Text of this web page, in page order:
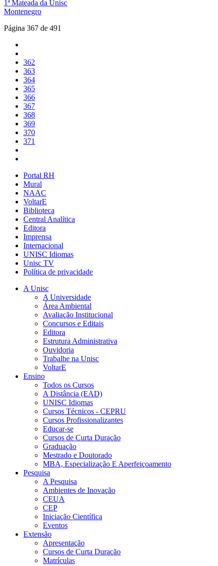
1ª Mateada da Unisc
Montenegro
Página 367 de 491
362
363
364
365
366
367
368
369
370
371
Portal RH
Mural
NAAC
VoltarE
Biblioteca
Central Analítica
Editora
Imprensa
Internacional
UNISC Idiomas
Unisc TV
Política de privacidade
A Unisc
A Universidade
Área Ambiental
Avaliação Institucional
Concursos e Editais
Editora
Estrutura Administrativa
Ouvidoria
Trabalhe na Unisc
VoltarE
Ensino
Todos os Cursos
A Distância (EAD)
UNISC Idiomas
Cursos Técnicos - CEPRU
Cursos Profissionalizantes
Educar-se
Cursos de Curta Duração
Graduação
Mestrado e Doutorado
MBA, Especialização E Aperfeiçoamento
Pesquisa
A Pesquisa
Ambientes de Inovação
CEUA
CEP
Iniciação Científica
Eventos
Extensão
Apresentação
Cursos de Curta Duração
Matrículas